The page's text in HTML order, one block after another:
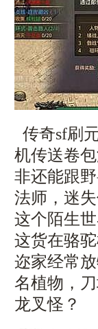
传奇sf刷
机传送卷
非还能跟
法师，迷
这个陌生
这货在骆
迩家经常
名植物，
龙叉怪？